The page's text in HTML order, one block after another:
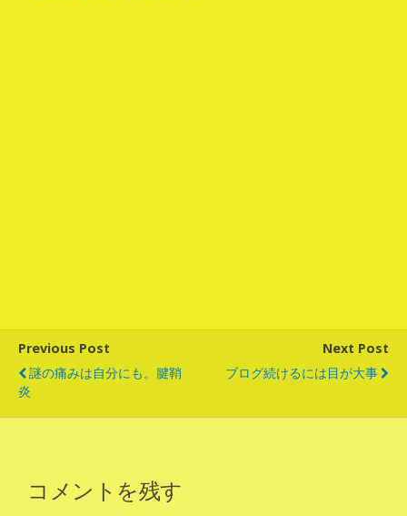
Previous Post
謎の痛みは自分にも。腱鞘
炎
Next Post
ブログ続けるには目が大事
コメントを残す